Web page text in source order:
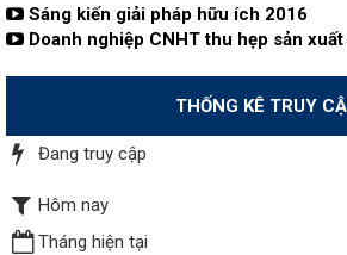
Sáng kiến giải pháp hữu ích 2016
Doanh nghiệp CNHT thu hẹp sản
THỐNG KÊ TRUY
Đang truy cập
Hôm nay
Tháng hiện tại